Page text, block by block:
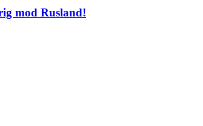
mod Rusland!